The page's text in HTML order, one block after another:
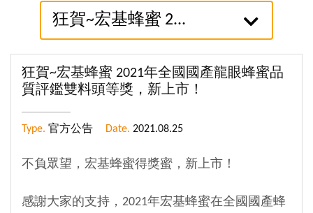
狂賀~宏基蜂蜜 2...
狂賀~宏基蜂蜜 2021年全國國產龍眼蜂蜜品
質評鑑雙料頭等獎，新上市！
Type. 官方公告 Date. 2021.08.25
不負眾望，宏基蜂蜜得獎蜜，新上市！
感謝大家的支持，2021年宏基蜂蜜在全國國產蜂